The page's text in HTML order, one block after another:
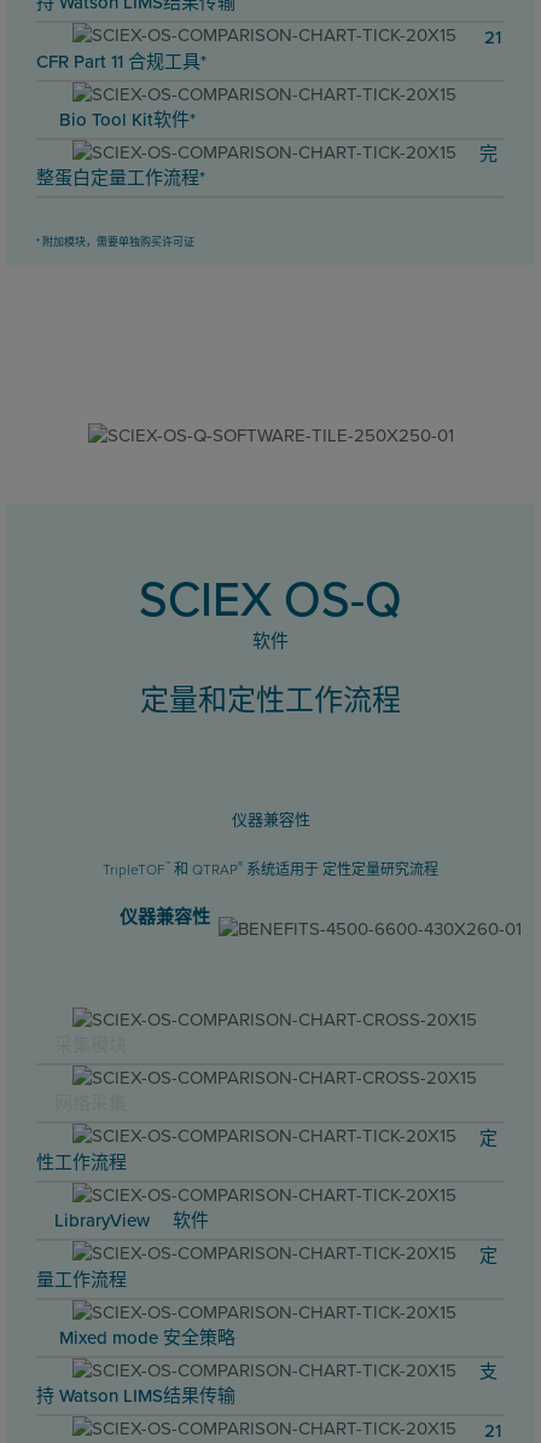
21
CFR Part 11 合规工具*
Bio Tool Kit软件*
完
整蛋白定量工作流程*
* 附加模块，需要单独购买许可证
SCIEX OS-Q
软件
定量和定性工作流程
仪器兼容性
TripleTOF™ 和 QTRAP® 系统适用于 定性定量研究流程
仪器兼容性
定
性工作流程
LibraryView™ 软件
定
量工作流程
Mixed mode 安全策略
支
持 Watson LIMS结果传输
21